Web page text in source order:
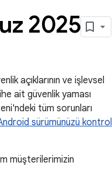
2025
açıklarının ve işlevsel
ait güvenlik yaması
tüm sorunları
sürümünüzü kontrol
müşterilerimizin